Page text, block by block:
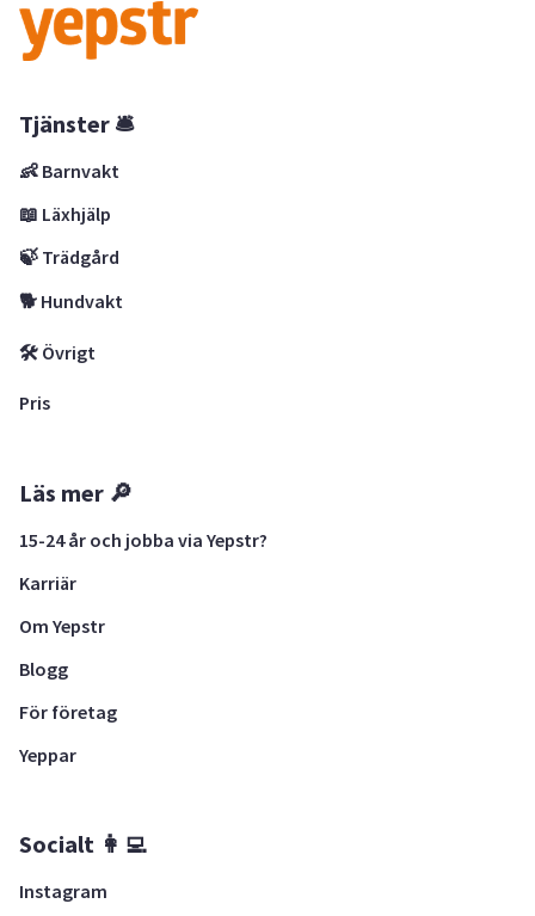
Tjänster 🛎
👶 Barnvakt
📖 Läxhjälp
🍃 Trädgård
🐕 Hundvakt
🛠 Övrigt
Pris
Läs mer 🔎
15-24 år och jobba via Yepstr?
Karriär
Om Yepstr
Blogg
För företag
Yeppar
Socialt 👩‍💻
Instagram